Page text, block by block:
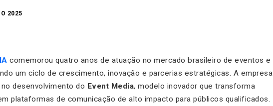
2025
comemorou quatro anos de atuação no mercado brasileiro de eventos e
um ciclo de crescimento, inovação e parcerias estratégicas. A empresa
desenvolvimento do Event Media, modelo inovador que transforma
plataformas de comunicação de alto impacto para públicos qualificados.